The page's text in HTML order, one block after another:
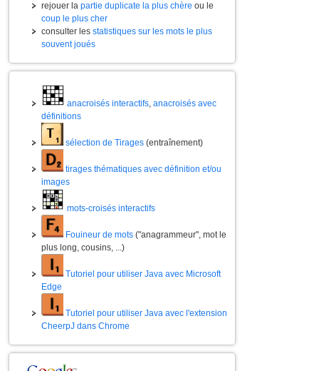
rejouer la partie duplicate la plus chère ou le
coup le plus cher
consulter les statistiques sur les mots le plus
souvent joués
anacroisés interactifs, anacroisés avec
définitions
sélection de Tirages (entraînement)
tirages thématiques avec définition et/ou
images
mots-croisés interactifs
Fouineur de mots ("anagrammeur", mot le
plus long, cousins, ...)
Tutoriel pour utiliser Java avec Microsoft
Edge
Tutoriel pour utiliser Java avec l'extension
CheerpJ dans Chrome